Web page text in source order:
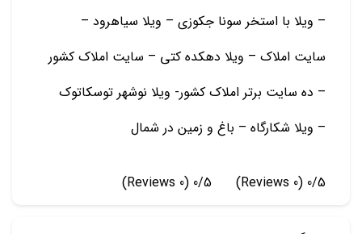
– ویلا با استخر سونا جکوزی – ویلا سیاهرود –
سایت املاک – ویلا دهکده کتی – سایت املاک کشور
– ده سایت برتر املاک کشور- ویلا نوشهر توسکاتوک
– ویلا شکارگاه – باغ و زمين در شمال
0/5
(0 Reviews)
0/5
(0 Reviews)